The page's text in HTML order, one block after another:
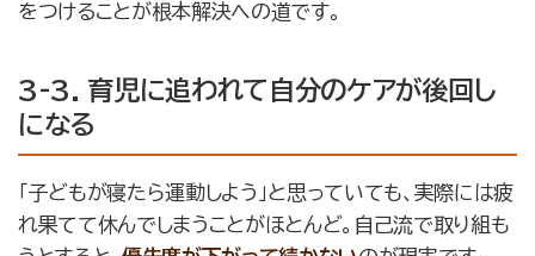
をつけることが根本解決への道です。
3-3. 育児に追われて自分のケアが後回し
になる
「子どもが寝たら運動しよう」と思っていても、実際には疲
れ果てて休んでしまうことがほとんど。自己流で取り組も